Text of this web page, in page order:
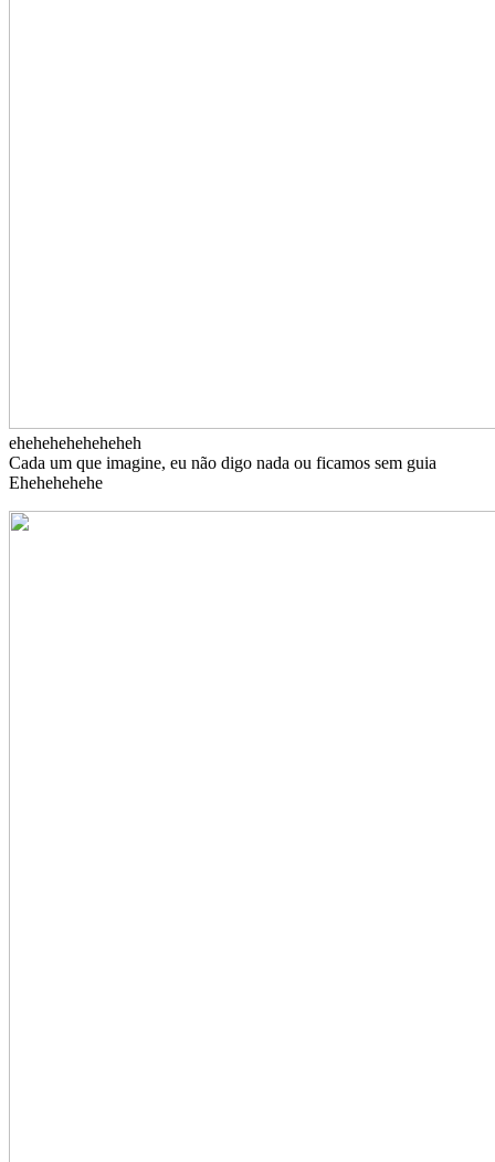
eheheheheheheheh
Cada um que imagine, eu não digo nada ou ficamos sem guia
Ehehehehehe